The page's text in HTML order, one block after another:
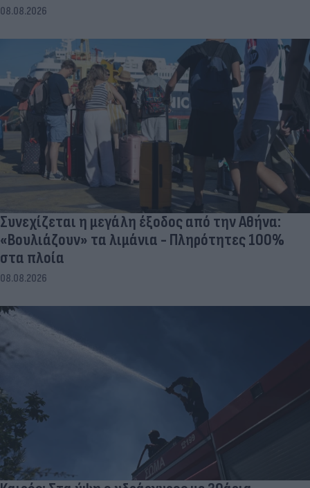
08.08.2026
Συνεχίζεται η μεγάλη έξοδος από την Αθήνα:
«Βουλιάζουν» τα λιμάνια - Πληρότητες 100%
στα πλοία
08.08.2026